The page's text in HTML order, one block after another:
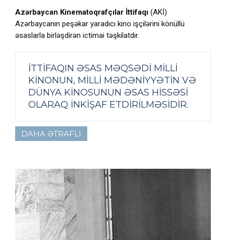
Azərbaycan Kinematoqrafçılar İttifaqı (AKİ)
Azərbaycanın peşəkar yaradıcı kino işçilərini könüllü
əsaslarla birləşdirən ictimai təşkilatdır.
İTTIFAQIN ƏSAS MƏQSƏDI MILLI
KINONUN, MILLI MƏDƏNIYYƏTIN VƏ
DÜNYA KINOSUNUN ƏSAS HISSƏSI
OLARAQ INKIŞAF ETDIRILMƏSIDIR.
DAHA ƏTRAFLI